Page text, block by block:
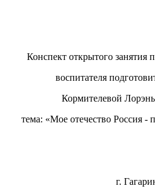
Конспект открытого
воспитателя
Кормителевой
тема: «Мое отечество Россия -
г.